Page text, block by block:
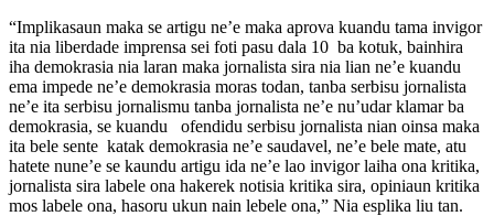
“Implikasaun maka se artigu ne’e maka aprova kuandu tama invigor
ita nia liberdade imprensa sei foti pasu dala 10 ba kotuk, bainhira
iha demokrasia nia laran maka jornalista sira nia lian ne’e kuandu
ema impede ne’e demokrasia moras todan, tanba serbisu jornalista
ne’e ita serbisu jornalismu tanba jornalista ne’e nu’udar klamar ba
demokrasia, se kuandu ofendidu serbisu jornalista nian oinsa maka
ita bele sente katak demokrasia ne’e saudavel, ne’e bele mate, atu
hatete nune’e se kaundu artigu ida ne’e lao invigor laiha ona kritika,
jornalista sira labele ona hakerek notisia kritika sira, opiniaun kritika
mos labele ona, hasoru ukun nain lebele ona,” Nia esplika liu tan.